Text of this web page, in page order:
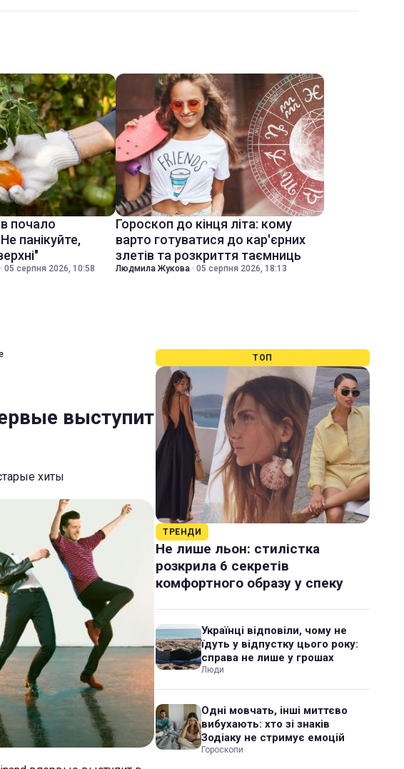
почало
панікуйте,
· 05 серпня 2026, 10:58
Гороскоп до кінця літа: кому
варто готуватися до кар'єрних
злетів та розкриття таємниць
Людмила Жукова · 05 серпня 2026, 18:13
выступит
хиты
ТОП
ТРЕНДИ
Не лише льон: стилістка
розкрила 6 секретів
комфортного образу у спеку
Українці відповіли, чому не
їдуть у відпустку цього року:
справа не лише у грошах
Люди
Одні мовчать, інші миттєво
вибухають: хто зі знаків
Зодіаку не стримує емоцій
Гороскопи